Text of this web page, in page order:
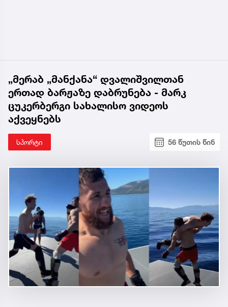
„მერაბ „მანქანა“ დვალიშვილთან
ერთად ბარჟაზე დაბრუნება - მარკ
ცუკერბერგი სახალისო ვიდეოს
აქვეყნებს
სპორტი 56 წუთის წინ